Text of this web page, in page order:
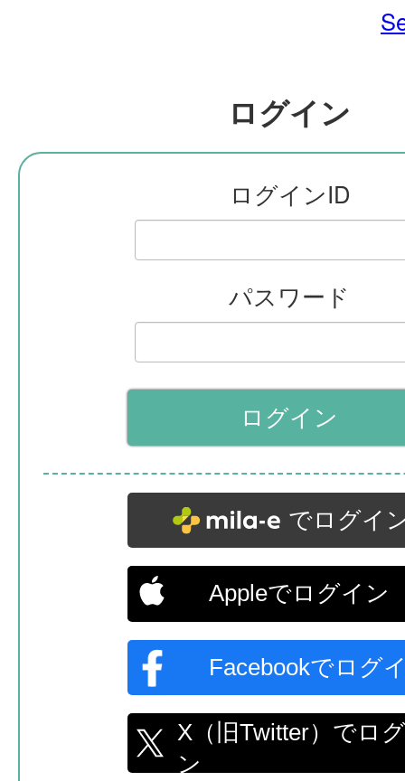
ログイン
ログインID
パスワード
でログイ
Appleでログイン
Facebookでログ
X（旧Twitter）でロ
ン